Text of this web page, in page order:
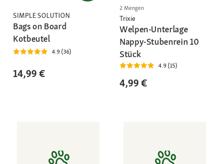
SIMPLE SOLUTION
Bags on Board
Kotbeutel
4.9 (36)
14,99 €
2 Mengen
Trixie
Welpen-Unterlage
Nappy-Stubenrein 10
Stück
4.9 (15)
4,99 €